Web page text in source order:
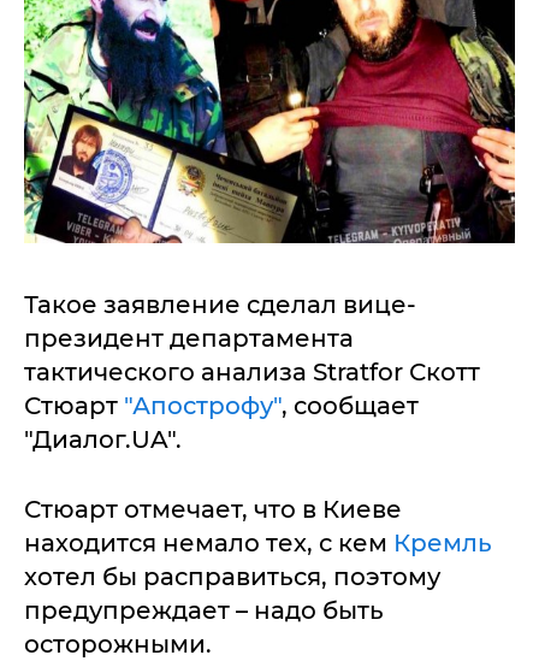
Такое заявление сделал вице-
президент департамента
тактического анализа Stratfor Скотт
Стюарт "Апострофу", сообщает
"Диалог.UA".
Стюарт отмечает, что в Киеве
находится немало тех, с кем Кремль
хотел бы расправиться, поэтому
предупреждает – надо быть
осторожными.